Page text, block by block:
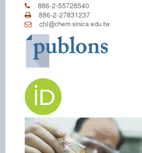
886-2-55728540
886-2-27831237
chl
圖片連結(另開視窗)